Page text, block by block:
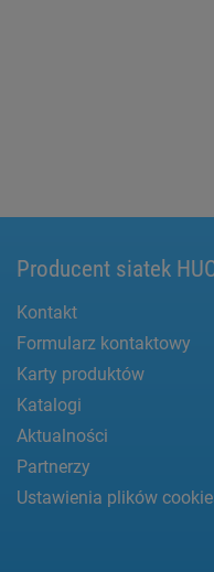
Producent siatek
Kontakt
Formularz kontaktowy
Karty produktów
Katalogi
Aktualności
Partnerzy
Ustawienia plików